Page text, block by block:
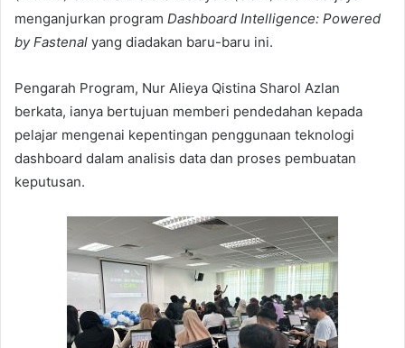
menganjurkan program Dashboard Intelligence: Powered
by Fastenal yang diadakan baru-baru ini.
Pengarah Program, Nur Alieya Qistina Sharol Azlan
berkata, ianya bertujuan memberi pendedahan kepada
pelajar mengenai kepentingan penggunaan teknologi
dashboard dalam analisis data dan proses pembuatan
keputusan.